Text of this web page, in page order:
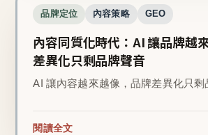
品牌定位 內容策略 GEO
內容同質化時代：AI 讓品牌越
差異化只剩品牌聲音
AI 讓內容越來越像，品牌差異化只剩
閱讀全文